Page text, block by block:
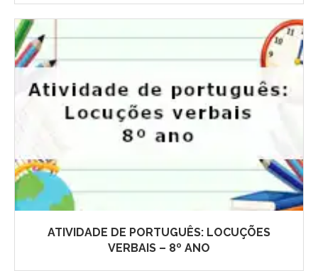
ATIVIDADE DE PORTUGUÊS: LOCUÇÕES
VERBAIS – 8º ANO